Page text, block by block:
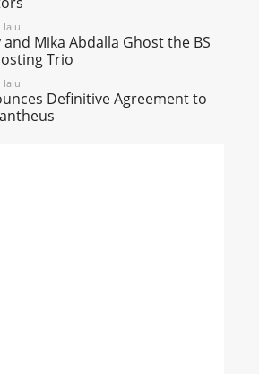
lalu
Mika Abdalla Ghost the BS
Trio
lalu
Definitive Agreement to